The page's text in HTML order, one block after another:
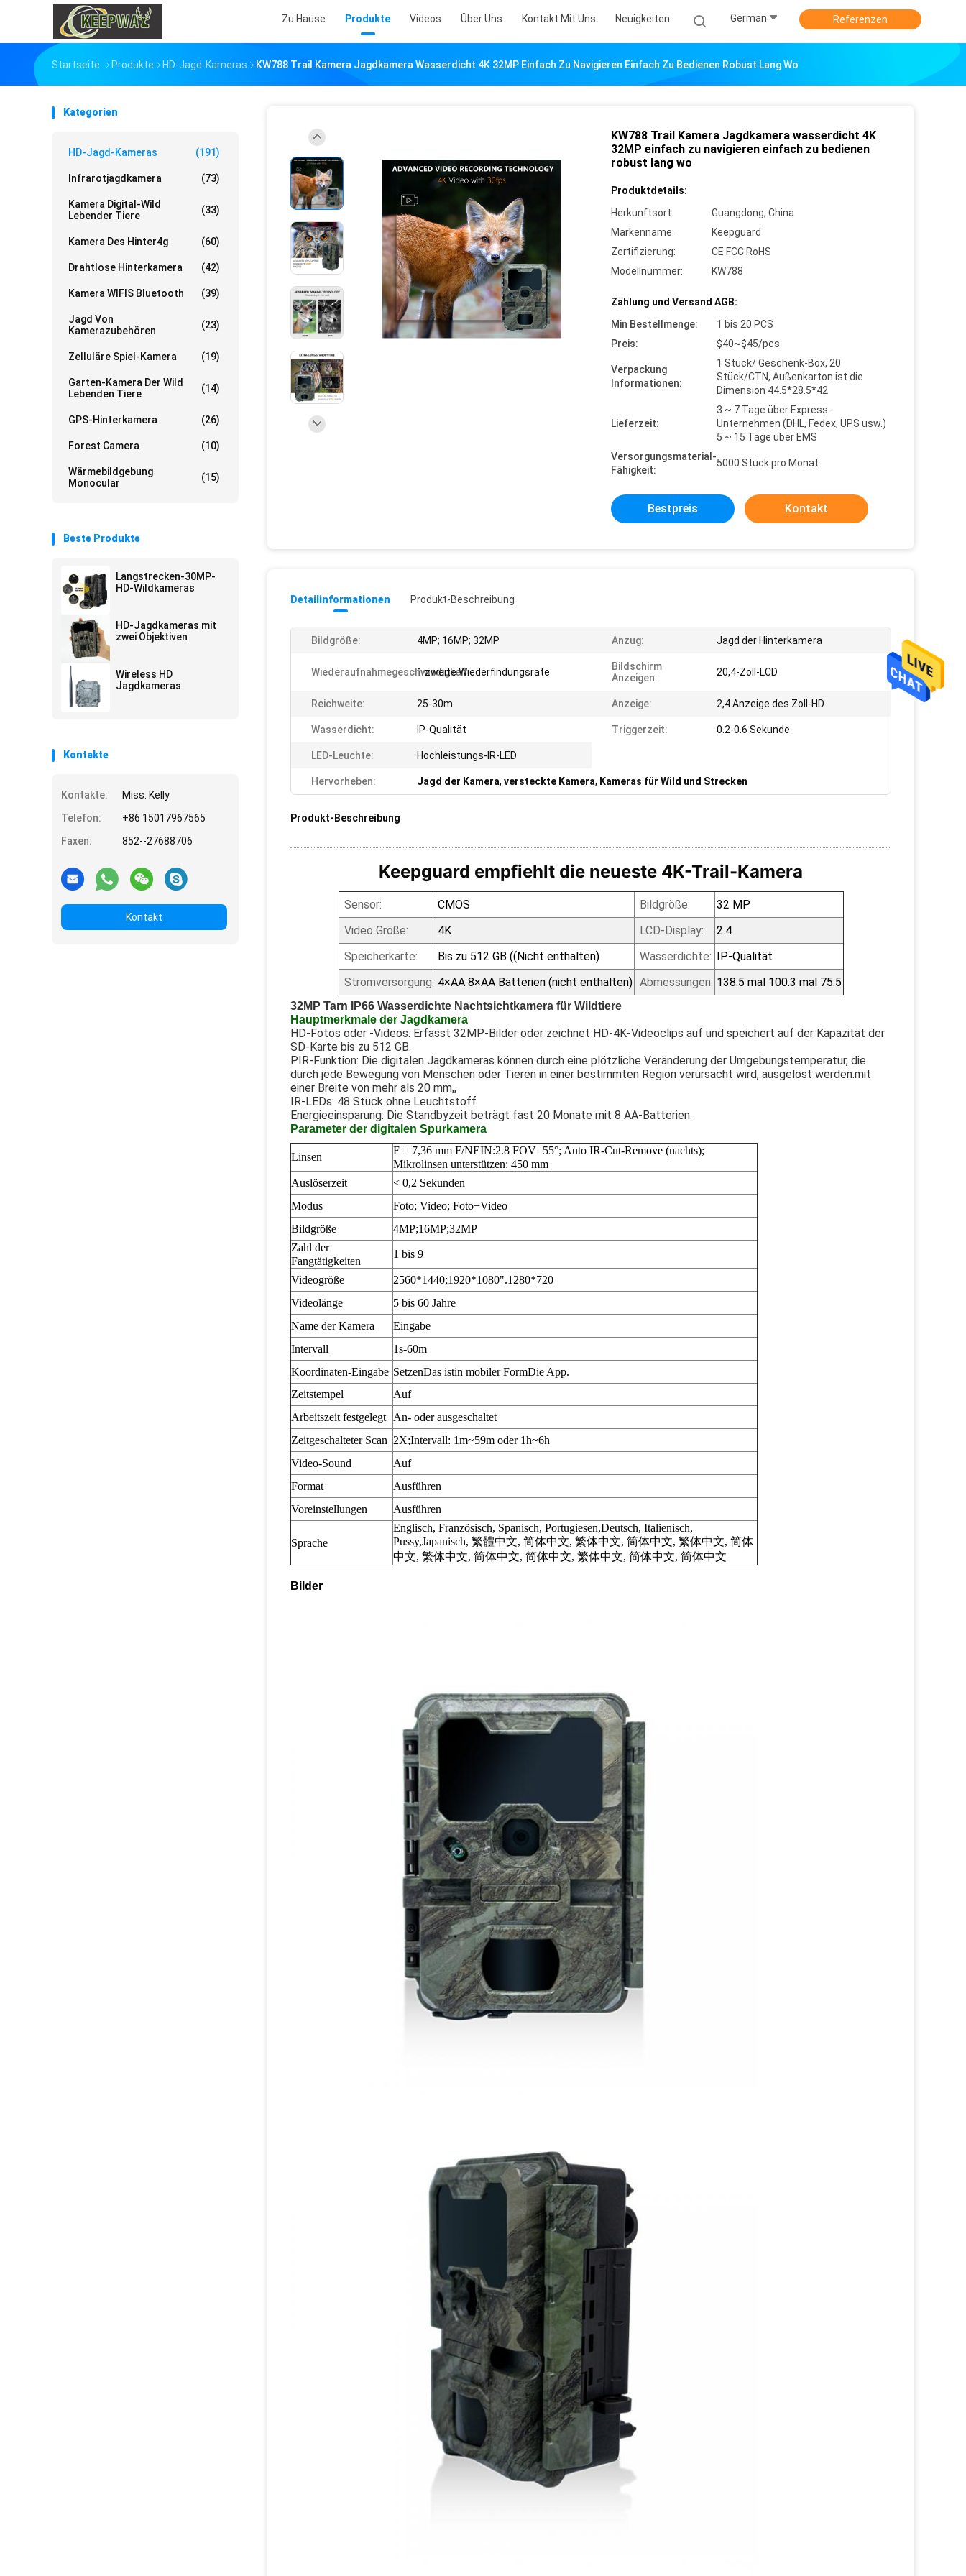
Zu Hause Produkte Videos Über Uns Kontakt Mit Uns Neuigkeiten German Referenzen
Startseite Produkte HD-Jagd-Kameras KW788 Trail Kamera Jagdkamera Wasserdicht 4K 32MP Einfach Zu Navigieren Einfach Zu Bedienen Robust Lang Wo
Kategorien
HD-Jagd-Kameras (191)
Infrarotjagdkamera (73)
Kamera Digital-Wild
Lebender Tiere
(33)
Kamera Des Hinter4g (60)
Drahtlose Hinterkamera (42)
Kamera WIFIS Bluetooth (39)
Jagd Von
Kamerazubehören
(23)
Zelluläre Spiel-Kamera (19)
Garten-Kamera Der Wild
Lebenden Tiere
(14)
GPS-Hinterkamera (26)
Forest Camera (10)
Wärmebildgebung
Monocular
(15)
Beste Produkte
Langstrecken-30MP-
HD-Wildkameras
HD-Jagdkameras mit
zwei Objektiven
Wireless HD
Jagdkameras
Kontakte
Kontakte:
Miss. Kelly
Telefon:
+86 15017967565
Faxen:
852--27688706
Kontakt
KW788 Trail Kamera Jagdkamera wasserdicht 4K
32MP einfach zu navigieren einfach zu bedienen
robust lang wo
Produktdetails:
Herkunftsort:
Guangdong, China
Markenname:
Keepguard
Zertifizierung:
CE FCC RoHS
Modellnummer:
KW788
Zahlung und Versand AGB:
Min Bestellmenge:
1 bis 20 PCS
Preis:
$40~$45/pcs
Verpackung
Informationen:
1 Stück/ Geschenk-Box, 20
Stück/CTN, Außenkarton ist die
Dimension 44.5*28.5*42
Lieferzeit:
3 ~ 7 Tage über Express-
Unternehmen (DHL, Fedex, UPS usw.)
5 ~ 15 Tage über EMS
Versorgungsmaterial-
Fähigkeit:
5000 Stück pro Monat
Bestpreis Kontakt
Detailinformationen Produkt-Beschreibung
Bildgröße: 4MP; 16MP; 32MP Anzug: Jagd der Hinterkamera
Wiederaufnahmegeschwindigkeit:1 zweite Wiederfindungsrate
Bildschirm
Anzeigen:
20,4-Zoll-LCD
Reichweite: 25-30m Anzeige: 2,4 Anzeige des Zoll-HD
Wasserdicht: IP-Qualität Triggerzeit: 0.2-0.6 Sekunde
LED-Leuchte: Hochleistungs-IR-LED
Hervorheben: Jagd der Kamera, versteckte Kamera, Kameras für Wild und Strecken
Produkt-Beschreibung
Keepguard empfiehlt die neueste 4K-Trail-Kamera
Sensor: CMOS Bildgröße:
32 MP
Video Größe:
4K LCD-Display:
2.4
Speicherkarte:
Bis zu 512 GB ((Nicht enthalten) Wasserdichte: IP-Qualität
Stromversorgung: 4×AA 8×AA Batterien (nicht enthalten) Abmessungen: 138.5 mal 100.3 mal 75.5
32MP Tarn IP66 Wasserdichte Nachtsichtkamera für Wildtiere
Hauptmerkmale der Jagdkamera
HD-Fotos oder -Videos: Erfasst 32MP-Bilder oder zeichnet HD-4K-Videoclips auf und speichert auf der Kapazität der
SD-Karte bis zu 512 GB.
PIR-Funktion: Die digitalen Jagdkameras können durch eine plötzliche Veränderung der Umgebungstemperatur, die
durch jede Bewegung von Menschen oder Tieren in einer bestimmten Region verursacht wird, ausgelöst werden.mit
einer Breite von mehr als 20 mm,,
IR-LEDs: 48 Stück ohne Leuchtstoff
Energieeinsparung: Die Standbyzeit beträgt fast 20 Monate mit 8 AA-Batterien.
Parameter der digitalen Spurkamera
Linsen
F = 7,36 mm F/NEIN:2.8 FOV=55°; Auto IR-Cut-Remove (nachts);
Mikrolinsen unterstützen: 450 mm
Auslöserzeit
< 0,2 Sekunden
Modus
Foto; Video; Foto+Video
Bildgröße
4MP;16MP;32MP
Zahl der
Fangtätigkeiten
1 bis 9
Videogröße 2560*1440;1920*1080".1280*720
Videolänge
5 bis 60 Jahre
Name der Kamera
Eingabe
Intervall
1s-60m
Koordinaten-Eingabe SetzenDas istin mobiler FormDie App.
Zeitstempel
Auf
Arbeitszeit festgelegt
An- oder ausgeschaltet
Zeitgeschalteter Scan 2X;Intervall: 1m~59m oder 1h~6h
Video-Sound
Auf
Format
Ausführen
Voreinstellungen
Ausführen
Sprache
Englisch, Französisch, Spanisch, Portugiesen,Deutsch, Italienisch,
Pussy,Japanisch, 繁體中文, 简体中文, 繁体中文, 简体中文, 繁体中文, 简体
中文, 繁体中文, 简体中文, 简体中文, 繁体中文, 简体中文, 简体中文
Bilder